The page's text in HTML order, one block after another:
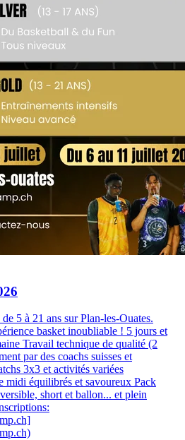
5 à 21 ans sur Plan-les-Ouates.
basket inoubliable ! 5 jours et
Travail technique de qualité (2
par des coachs suisses et
3x3 et activités variées
midi équilibrés et savoureux Pack
short et ballon... et plein